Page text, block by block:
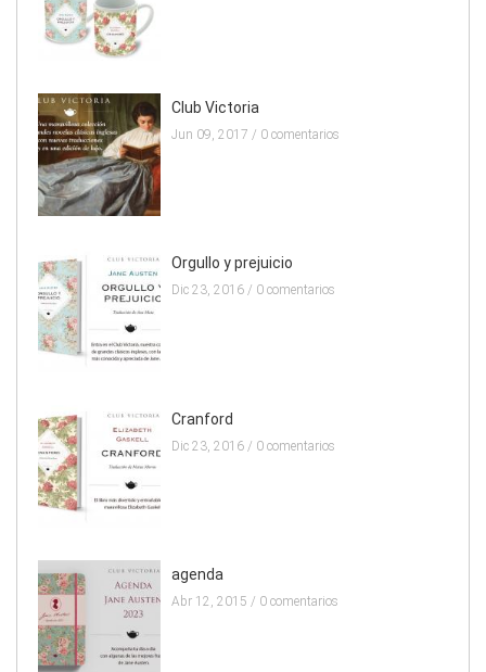
Club Victoria
Jun 09, 2017 / 0 comentarios
Orgullo y prejuicio
Dic 23, 2016 / 0 comentarios
Cranford
Dic 23, 2016 / 0 comentarios
agenda
Abr 12, 2015 / 0 comentarios